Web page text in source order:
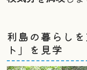
利島の暮らし
ト」を見学